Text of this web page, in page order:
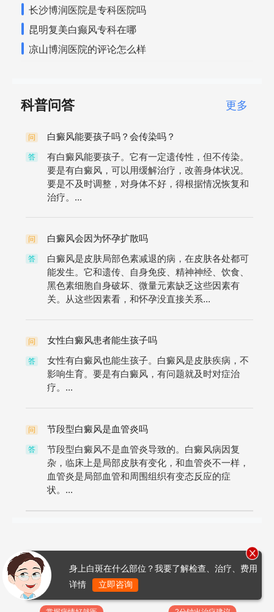
长沙博润医院是专科医院吗
昆明复美白癫风专科在哪
凉山博润医院的评论怎么样
科普问答 更多
问 白癜风能要孩子吗？会传染吗？
答
有白癜风能要孩子。它有一定遗传性，但不传染。
要是有白癜风，可以用缓解治疗，改善身体状况。
要是不及时调整，对身体不好，得根据情况恢复和
治疗。...
问 白癜风会因为怀孕扩散吗
答
白癜风是皮肤局部色素减退的病，在皮肤各处都可
能发生。它和遗传、自身免疫、精神神经、饮食、
黑色素细胞自身破坏、微量元素缺乏这些因素有
关。从这些因素看，和怀孕没直接关系...
问 女性白癜风患者能生孩子吗
答
女性有白癜风也能生孩子。白癜风是皮肤疾病，不
影响生育。要是有白癜风，有问题就及时对症治
疗。...
问 节段型白癜风是血管炎吗
答
节段型白癜风不是血管炎导致的。白癜风病因复
杂，临床上是局部皮肤有变化，和血管炎不一样，
血管炎是局部血管和周围组织有变态反应的症
状。...
身上白斑在什么部位？我要了解检查、治疗、费用
详情
立即咨询